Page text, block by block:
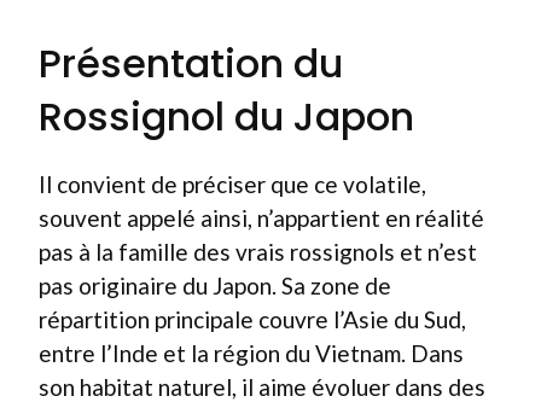
Présentation du
Rossignol du Japon
Il convient de préciser que ce volatile,
souvent appelé ainsi, n’appartient en réalité
pas à la famille des vrais rossignols et n’est
pas originaire du Japon. Sa zone de
répartition principale couvre l’Asie du Sud,
entre l’Inde et la région du Vietnam. Dans
son habitat naturel, il aime évoluer dans des